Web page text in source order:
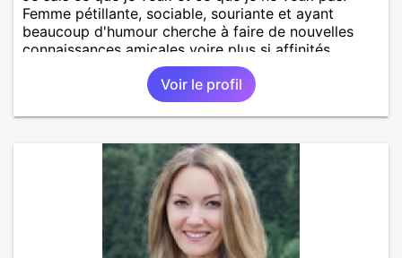
Femme pétillante, sociable, souriante et ayant
beaucoup d'humour cherche à faire de nouvelles
connaissances amicales voire plus si affinités.
Voir le profil